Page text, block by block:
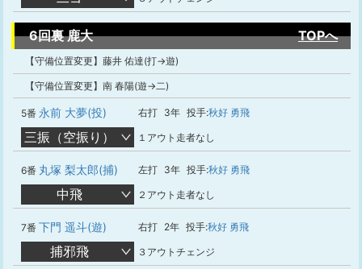
6回裏 鹿大 TOPへ
【守備位置変更】藤井 佑達(打→遊)
【守備位置変更】南 春陽(遊→二)
5番 永前 大夢(投) 右打 3年 投手:秋好 勇飛
三振（空振り） １アウト走者なし
6番 丸塚 梨太郎(捕) 左打 3年 投手:秋好 勇飛
中飛 ２アウト走者なし
7番 下門 遥斗(遊) 右打 2年 投手:秋好 勇飛
捕邪飛 ３アウトチェンジ